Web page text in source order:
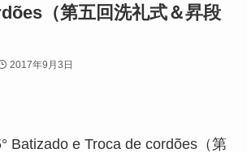
（第五回洗礼式＆昇段
2017年9月3日
Batizado e Troca de cordões（第